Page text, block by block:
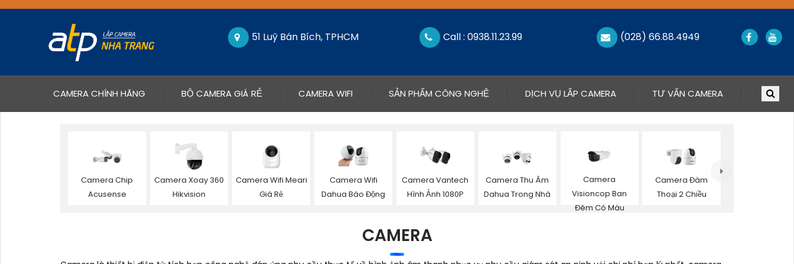
51 Luỹ Bán Bích, TPHCM Call : 0938.11.23.99 (028) 66.88.4949
CAMERA CHÍNH HÃNG(CURRENT)BỘ CAMERA GIÁ RẺ CAMERA WIFI SẢN PHẨM CÔNG NGHỆ DỊCH VỤ LẮP CAMERA TƯ VẤN CAMERA
Camera Chip
Acusense
Camera Xoay 360
Hikvision
Camera Wifi Meari
Giá Rẻ
Camera Wifi
Dahua Báo Động
Camera Vantech
Hình Ảnh 1080P
Camera Thu Âm
Dahua Trong Nhà
Camera
Visioncop Ban
Đêm Có Màu
Camera Đàm
Thoại 2 Chiều
CAMERA